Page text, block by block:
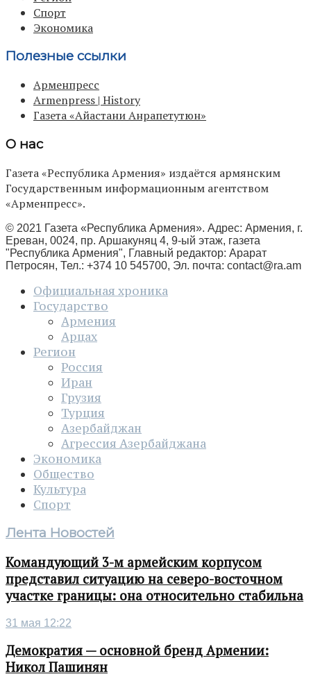
Спорт
Экономика
Полезные ссылки
Арменпресс
Armenpress | History
Газета «Айастани Анрапетутюн»
О нас
Газета «Республика Армения» издаётся армянским
Государственным информационным агентством
«Арменпресс».
© 2021 Газета «Республика Армения». Адрес: Армения, г.
Ереван, 0024, пр. Аршакуняц 4, 9-ый этаж, газета
"Республика Армения", Главный редактор: Арарат
Петросян, Тел.: +374 10 545700, Эл. почта: contact@ra.am
Официальная хроника
Государство
Армения
Арцах
Регион
Россия
Иран
Грузия
Турция
Азербайджан
Агрессия Азербайджана
Экономика
Общество
Культура
Спорт
Лента Новостей
Командующий 3-м армейским корпусом
представил ситуацию на северо-восточном
участке границы: она относительно стабильна
31 мая 12:22
Демократия — основной бренд Армении:
Никол Пашинян